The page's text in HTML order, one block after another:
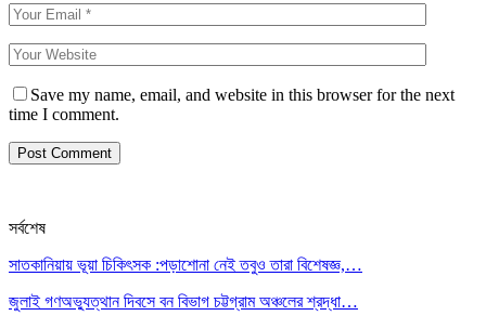
Save my name, email, and website in this browser for the next
time I comment.
সর্বশেষ
সাতকানিয়ায় ভূয়া চিকিৎসক :পড়াশোনা নেই তবুও তারা বিশেষজ্ঞ,…
জুলাই গণঅভ্যুত্থান দিবসে বন বিভাগ চট্টগ্রাম অঞ্চলের শ্রদ্ধা…